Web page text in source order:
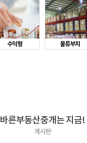
수익형 물류부지
바른부동산중개는 지금!
게시판